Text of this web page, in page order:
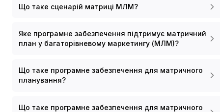
Що таке сценарій матриці МЛМ?
Яке програмне забезпечення підтримує матричний
план у багаторівневому маркетингу (МЛМ)?
Що таке програмне забезпечення для матричного
планування?
Що таке програмне забезпечення для матричного